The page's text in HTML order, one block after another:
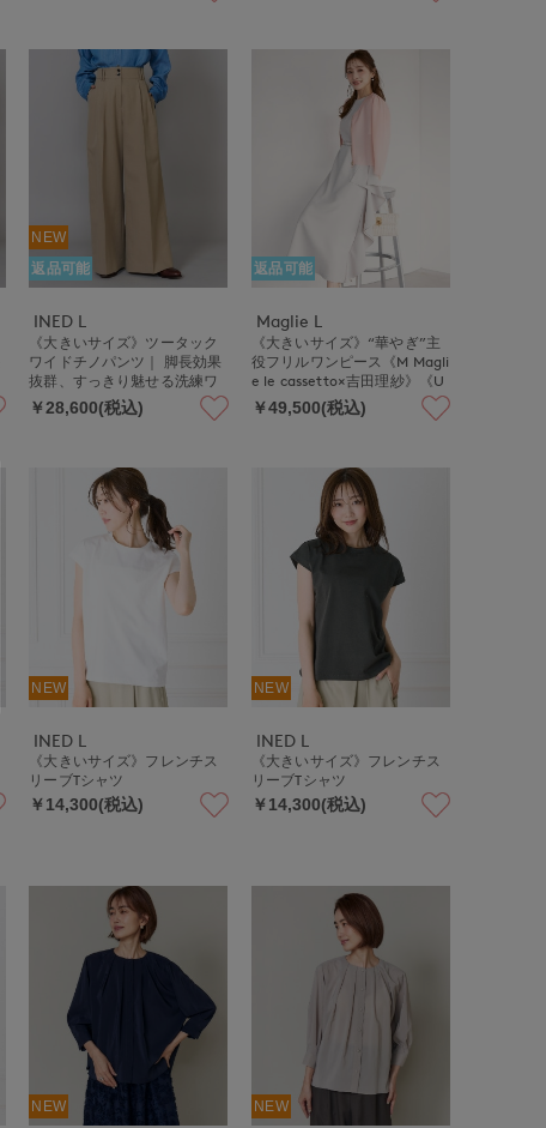
NEW
返品可能
INED L
《大きいサイズ》ツータック
ワイドチノパンツ｜ 脚長効果
抜群、すっきり魅せる洗練ワ
イドチノ ストレッチ/軽量/手
洗い可
￥28,600(税込)
返品可能
Maglie L
《大きいサイズ》“華やぎ”主
役フリルワンピース《M Magli
e le cassetto×吉田理紗》《U
Vカット・吸水速乾》
￥49,500(税込)
NEW
INED L
《大きいサイズ》フレンチス
リーブTシャツ
￥14,300(税込)
NEW
INED L
《大きいサイズ》フレンチス
リーブTシャツ
￥14,300(税込)
NEW NEW